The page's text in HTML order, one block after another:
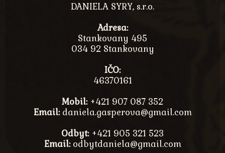
DANIELA SYRY, s.r.o.
Adresa:
Stankovany 495
034 92 Stankovany
IČO:
46370161
Mobil:+421 907 087 352
Email:daniela.gasperova@gmail.com
Odbyt:+421 905 321 523
Email:odbytdaniela@gmail.com